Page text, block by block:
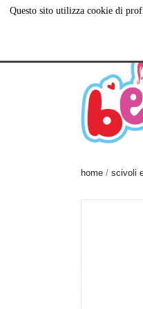
Questo sito utilizza cookie di
081 560
home scivoli